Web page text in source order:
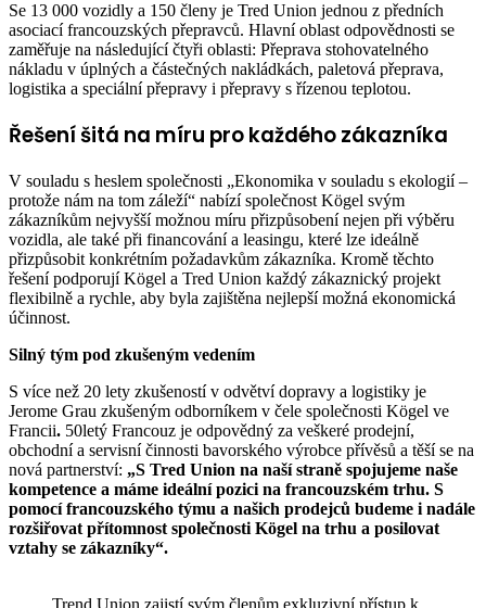
Se 13 000 vozidly a 150 členy je Tred Union jednou z předních
asociací francouzských přepravců. Hlavní oblast odpovědnosti se
zaměřuje na následující čtyři oblasti: Přeprava stohovatelného
nákladu v úplných a částečných nakládkách, paletová přeprava,
logistika a speciální přepravy i přepravy s řízenou teplotou.
Řešení šitá na míru pro každého zákazníka
V souladu s heslem společnosti „Ekonomika v souladu s ekologií –
protože nám na tom záleží“ nabízí společnost Kögel svým
zákazníkům nejvyšší možnou míru přizpůsobení nejen při výběru
vozidla, ale také při financování a leasingu, které lze ideálně
přizpůsobit konkrétním požadavkům zákazníka. Kromě těchto
řešení podporují Kögel a Tred Union každý zákaznický projekt
flexibilně a rychle, aby byla zajištěna nejlepší možná ekonomická
účinnost.
Silný tým pod zkušeným vedením
S více než 20 lety zkušeností v odvětví dopravy a logistiky je
Jerome Grau zkušeným odborníkem v čele společnosti Kögel ve
Francii. 50letý Francouz je odpovědný za veškeré prodejní,
obchodní a servisní činnosti bavorského výrobce přívěsů a těší se na
nová partnerství: „S Tred Union na naší straně spojujeme naše
kompetence a máme ideální pozici na francouzském trhu. S
pomocí francouzského týmu a našich prodejců budeme i nadále
rozšiřovat přítomnost společnosti Kögel na trhu a posilovat
vztahy se zákazníky“.
Trend Union zajistí svým členům exkluzivní přístup k